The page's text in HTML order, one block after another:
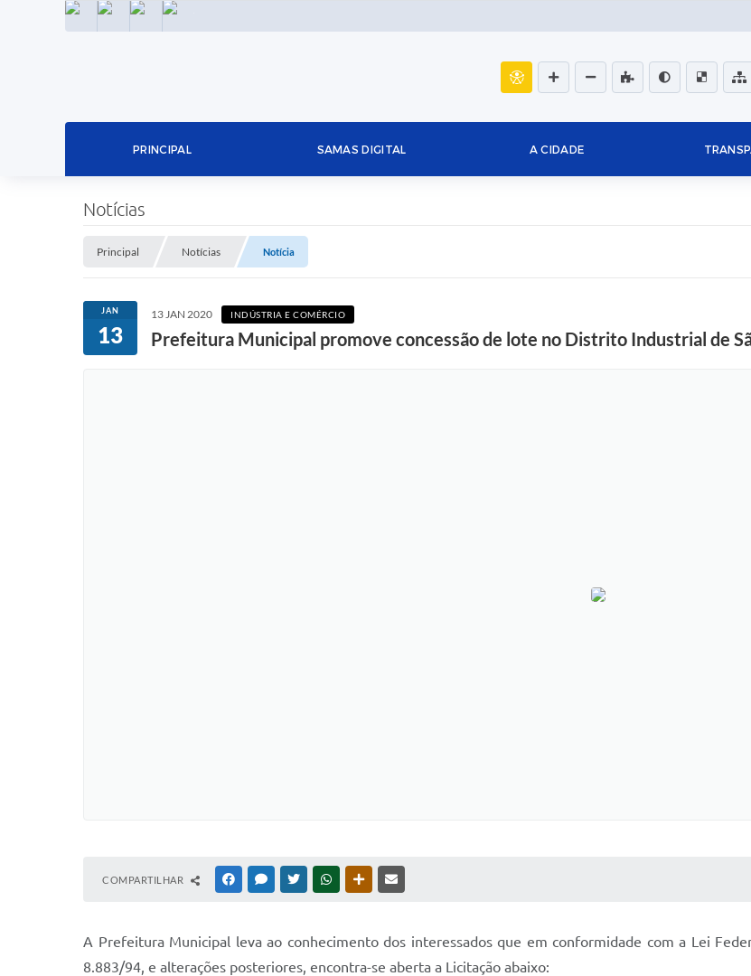
INSTAGRAMFACEBOOKLINKEDIN
PRINCIPAL SAMAS DIGITAL A CIDADE
Notícias
Principal Notícias Notícia
JAN
13
13 JAN 2020 INDÚSTRIA E COMÉRCIO
Prefeitura Municipal promove concessão de lote no Distrito Industrial de
COMPARTILHAR FACEBOOKMESSENGER
TWITTERWHATSAPPOUTRAS MÍDIAS
A Prefeitura Municipal leva ao conhecimento dos interessados que em conformidade com a Lei
8.883/94, e alterações posteriores, encontra-se aberta a Licitação abaixo: